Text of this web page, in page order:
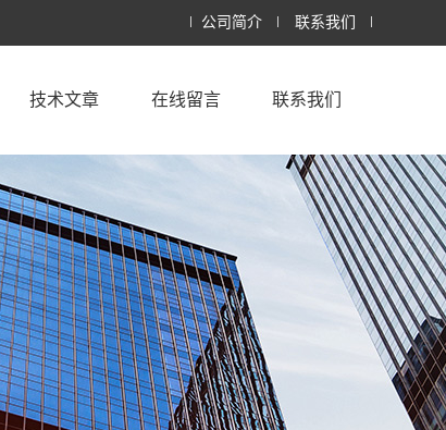
公司简介 联系我们
技术文章 在线留言 联系我们